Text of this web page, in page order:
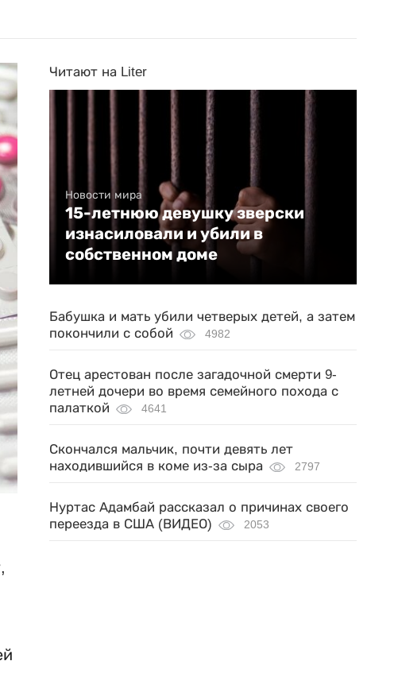
Читают на Liter
Новости мира
15-летнюю девушку зверски
изнасиловали и убили в
собственном доме
Бабушка и мать убили четверых детей, а затем
покончили с собой
4982
Отец арестован после загадочной смерти 9-
летней дочери во время семейного похода с
палаткой
4641
Скончался мальчик, почти девять лет
находившийся в коме из-за сыра
2797
Нуртас Адамбай рассказал о причинах своего
переезда в США (ВИДЕО)
2053